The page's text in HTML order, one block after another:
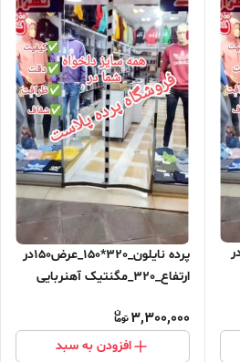
پرده نایلون_320*150_عرض150در
ارتفاع_320_مگنتیک آهنربایی
3,300,000
افزودن به سبد